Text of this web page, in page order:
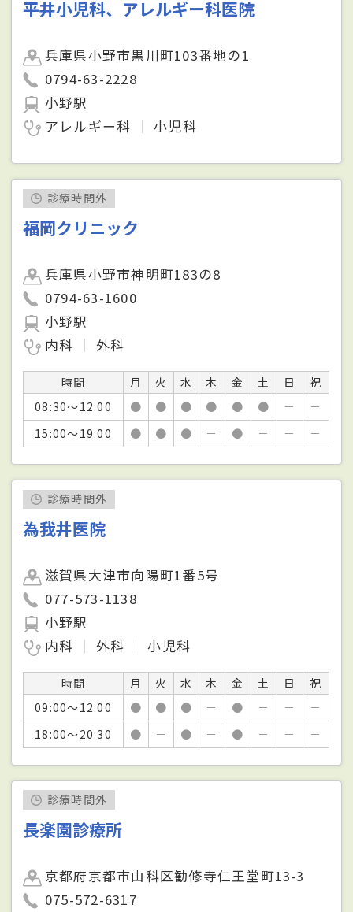
平井小児科、アレルギー科医院
兵庫県小野市黒川町103番地の1
0794-63-2228
小野駅
アレルギー科
小児科
診療時間外
福岡クリニック
兵庫県小野市神明町183の8
0794-63-1600
小野駅
内科
外科
時間 月 火 水 木 金 土 日
祝
08:30～12:00
● ● ● ● ● ● －
－
15:00～19:00
● ● ● － ● － － －
診療時間外
為我井医院
滋賀県大津市向陽町1番5号
077-573-1138
小野駅
内科
外科 小児科
時間 月 火 水 木 金 土 日
祝
09:00～12:00
● ● ● － ● － －
－
18:00～20:30
● － ● － ● － － －
診療時間外
長楽園診療所
京都府京都市山科区勧修寺仁王堂町13-3
075-572-6317